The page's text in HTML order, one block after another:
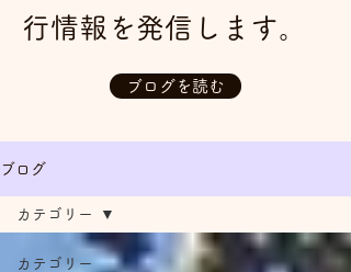
行情報を発信します。
ブログを読む
ブログ
カテゴリー
カテゴリー